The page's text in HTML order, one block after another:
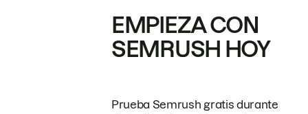
EMPIEZA CON
SEMRUSH HOY
Prueba Semrush gratis durante